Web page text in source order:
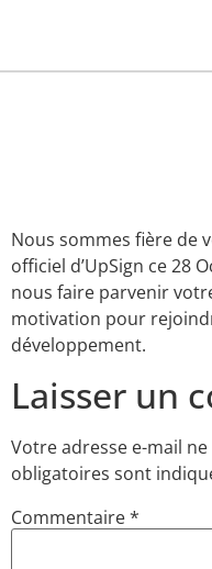
Nous sommes fière de
officiel d’UpSign ce 28
nous faire parvenir
motivation pour
développement.
Laisser un
Votre adresse e-mail
obligatoires sont
Commentaire*